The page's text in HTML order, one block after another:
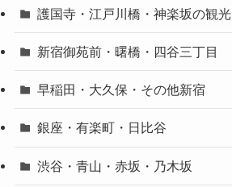
護国寺・江戸川橋・神楽坂の観光
新宿御苑前・曙橋・四谷三丁目
早稲田・大久保・その他新宿
銀座・有楽町・日比谷
渋谷・青山・赤坂・乃木坂